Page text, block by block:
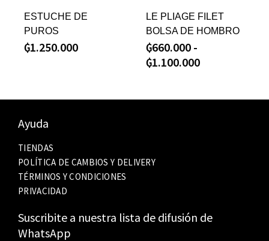
ESTUCHE DE
PUROS
₲1.250.000
LE PLIAGE FILET
BOLSA DE HOMBRO
₲660.000 -
₲1.100.000
Ayuda
TIENDAS
POLÍTICA DE CAMBIOS Y DELIVERY
TÉRMINOS Y CONDICIONES
PRIVACIDAD
Suscribite a nuestra lista de difusión de
WhatsApp